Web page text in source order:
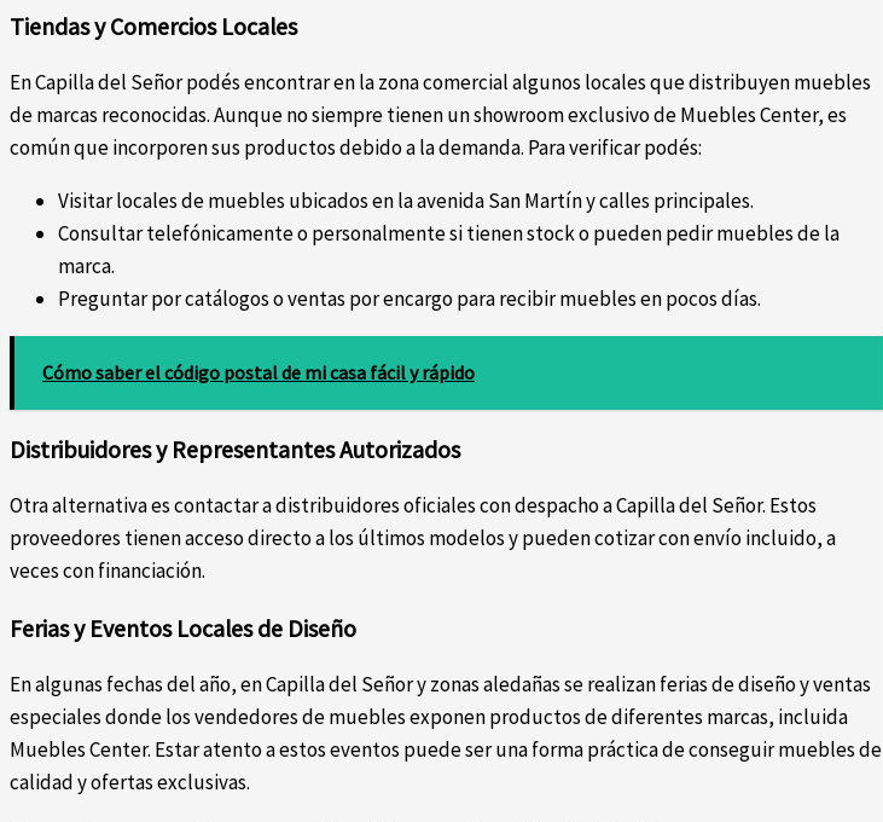
Tiendas y Comercios Locales
En Capilla del Señor podés encontrar en la zona comercial algunos locales que distribuyen muebles
de marcas reconocidas. Aunque no siempre tienen un showroom exclusivo de Muebles Center, es
común que incorporen sus productos debido a la demanda. Para verificar podés:
Visitar locales de muebles ubicados en la avenida San Martín y calles principales.
Consultar telefónicamente o personalmente si tienen stock o pueden pedir muebles de la
marca.
Preguntar por catálogos o ventas por encargo para recibir muebles en pocos días.
Cómo saber el código postal de mi casa fácil y rápido
Distribuidores y Representantes Autorizados
Otra alternativa es contactar a distribuidores oficiales con despacho a Capilla del Señor. Estos
proveedores tienen acceso directo a los últimos modelos y pueden cotizar con envío incluido, a
veces con financiación.
Ferias y Eventos Locales de Diseño
En algunas fechas del año, en Capilla del Señor y zonas aledañas se realizan ferias de diseño y ventas
especiales donde los vendedores de muebles exponen productos de diferentes marcas, incluida
Muebles Center. Estar atento a estos eventos puede ser una forma práctica de conseguir muebles de
calidad y ofertas exclusivas.